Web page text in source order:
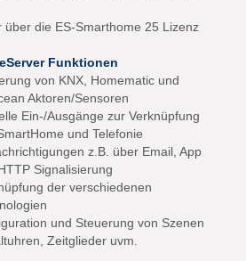
über die ES-Smarthome 25 Lizenz
Funktionen
von KNX, Homematic und
Aktoren/Sensoren
Ein-/Ausgänge zur Verknüpfung
und Telefonie
z.B. über Email, App
Signalisierung
der verschiedenen
und Steuerung von Szenen
Zeitglieder uvm.